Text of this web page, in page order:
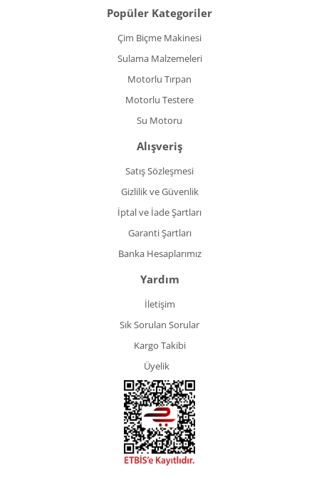
Popüler Kategoriler
Çim Biçme Makinesi
Sulama Malzemeleri
Motorlu Tırpan
Motorlu Testere
Su Motoru
Alışveriş
Satış Sözleşmesi
Gizlilik ve Güvenlik
İptal ve İade Şartları
Garanti Şartları
Banka Hesaplarımız
Yardım
İletişim
Sık Sorulan Sorular
Kargo Takibi
Üyelik